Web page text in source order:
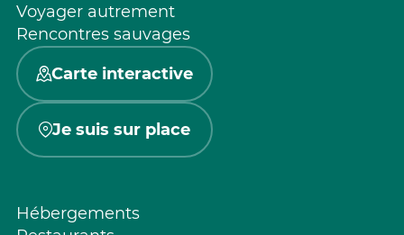
Voyager autrement
Rencontres sauvages
Carte interactive
Je suis sur place
Hébergements